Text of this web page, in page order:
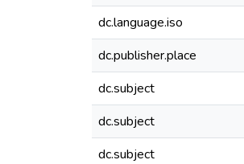
dc.language.iso
dc.publisher.place
dc.subject
dc.subject
dc.subject